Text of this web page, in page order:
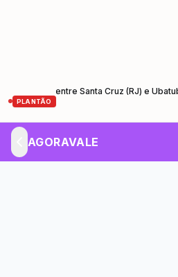
PLANTÃO
entre Santa Cruz (RJ) e Ubatuba (SP)
AGORAVALE